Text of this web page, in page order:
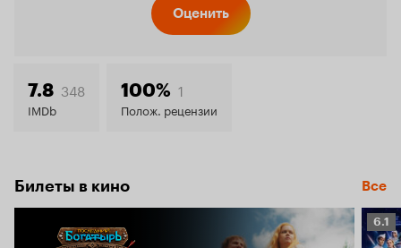
7.0
Оценить
7.8 348
IMDb
100% 1
Полож. рецензии
Билеты в кино Все
6.1